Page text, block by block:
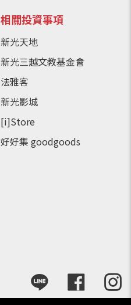
相關投資事項
新光天地
新光三越文教基金會
法雅客
新光影城
[i]Store
好好集 goodgoods